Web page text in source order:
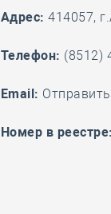
Адрес: 414057,
Телефон: (8512)
Email:
Номер в реестре: